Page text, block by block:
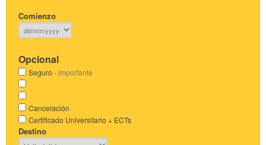
Comienzo
Opcional
Seguro - importante
Cancelación
Certificado Universitario + ECTs
Destino